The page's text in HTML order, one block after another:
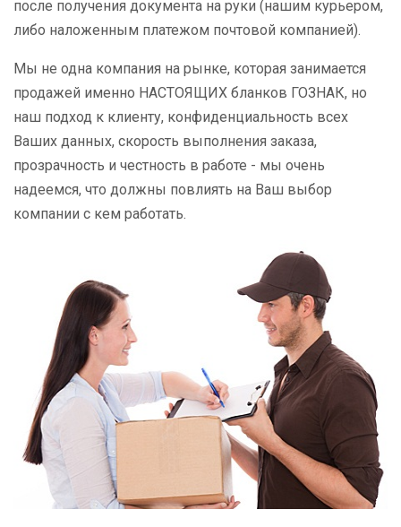
после получения документа на руки (нашим курьером,
либо наложенным платежом почтовой компанией).
Мы не одна компания на рынке, которая занимается
продажей именно НАСТОЯЩИХ бланков ГОЗНАК, но
наш подход к клиенту, конфиденциальность всех
Ваших данных, скорость выполнения заказа,
прозрачность и честность в работе - мы очень
надеемся, что должны повлиять на Ваш выбор
компании с кем работать.